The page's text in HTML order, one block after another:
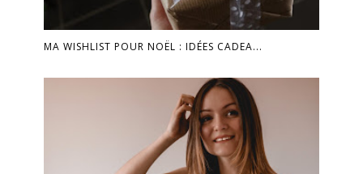
MA WISHLIST POUR NOËL : IDÉES CADEA...